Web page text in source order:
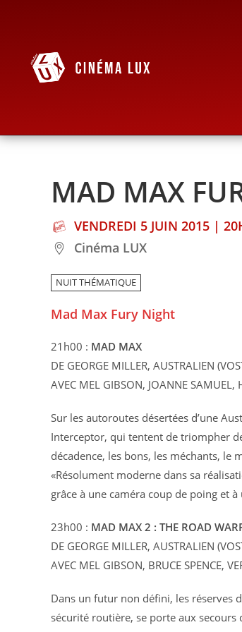
MAD MAX
VENDREDI 5 JUIN 2015 |
Cinéma LUX
NUIT THÉMATIQUE
Mad Max Fury Night
21h00 : MAD MAX
DE GEORGE MILLER, AUSTRALIEN
AVEC MEL GIBSON, JOANNE SAMUEL,
Sur les autoroutes désertées d’une
Interceptor, qui tentent de triompher
décadence, les bons, les méchants, le
«Résolument moderne dans sa
grâce à une caméra coup de poing et
23h00 : MAD MAX 2 : THE ROAD
DE GEORGE MILLER, AUSTRALIEN
AVEC MEL GIBSON, BRUCE SPENCE,
Dans un futur non défini, les réserves
sécurité routière, se porte aux secours